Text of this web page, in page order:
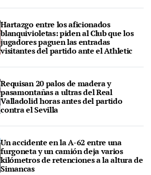
Hartazgo entre los aficionados
blanquivioletas: piden al Club que los
jugadores paguen las entradas
visitantes del partido ante el Athletic
Requisan 20 palos de madera y
pasamontañas a ultras del Real
Valladolid horas antes del partido
contra el Sevilla
Un accidente en la A-62 entre una
furgoneta y un camión deja varios
kilómetros de retenciones a la altura de
Simancas